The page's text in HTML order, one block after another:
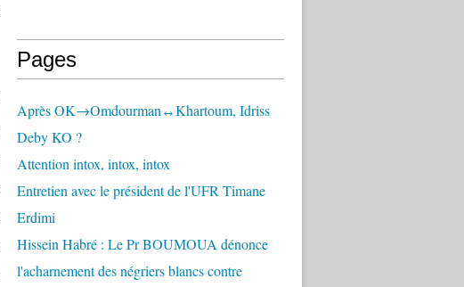
Pages
Après OK→Omdourman↔Khartoum, Idriss
Deby KO ?
Attention intox, intox, intox
Entretien avec le président de l'UFR Timane
Erdimi
Hissein Habré : Le Pr BOUMOUA dénonce
l'acharnement des négriers blancs contre